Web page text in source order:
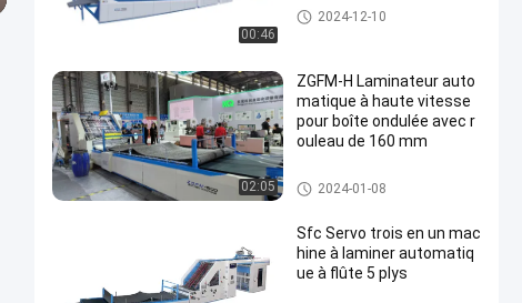
00:46
Machine automatique Ligne d
e contre-collage
2024-12-10
02:05
ZGFM-H Laminateur auto
matique à haute vitesse
pour boîte ondulée avec r
ouleau de 160 mm
lamineur de litho
2024-01-08
Sfc Servo trois en un mac
hine à laminer automatiq
ue à flûte 5 plys